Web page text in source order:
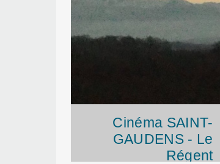
Cinéma SAINT-
GAUDENS - Le
Régent